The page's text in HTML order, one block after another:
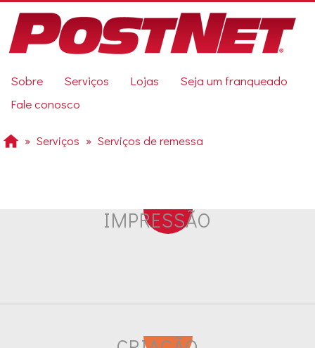
para
conteúdo
Sobre Serviços Lojas
Seja um franqueado
Fale conosco
Previous
Serviços Serviços de remessa
IMPRESSÃO